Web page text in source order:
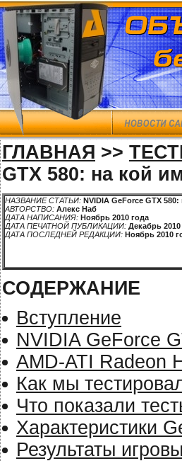
ГЛАВНАЯ >>
GTX 580: на кой
НАЗВАНИЕ СТАТЬИ: NVIDIA GeForce GTX
АВТОРСТВО: Алекс Наб
ДАТА НАПИСАНИЯ: Ноябрь 2010 года
ДАТА ПЕЧАТНОЙ ПУБЛИКАЦИИ: Декабрь 2010
ДАТА ПОСЛЕДНЕЙ РЕДАКЦИИ: Ноябрь 2010
СОДЕРЖАНИЕ
Вступление
NVIDIA GeForce
AMD-ATI Radeon
Как мы
Что показали
Характеристики
Результаты